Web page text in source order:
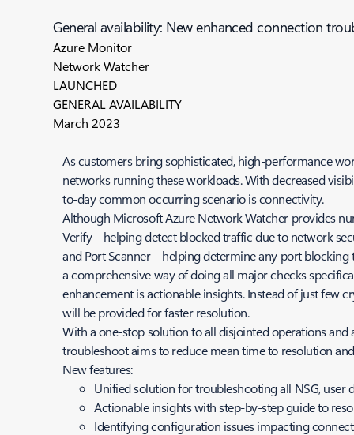
General availability: New enhanced connection
Azure Monitor
Network Watcher
LAUNCHED
GENERAL AVAILABILITY
March 2023
As customers bring sophisticated, high-performance
networks running these workloads. With decreased
to-day common occurring scenario is connectivity.
Although Microsoft Azure Network Watcher provides
Verify – helping detect blocked traffic due to network
and Port Scanner – helping determine any port
a comprehensive way of doing all major checks
enhancement is actionable insights. Instead of just few
will be provided for faster resolution.
With a one-stop solution to all disjointed operations
troubleshoot aims to reduce mean time to resolution
New features:
Unified solution for troubleshooting all NSG, user
Actionable insights with step-by-step guide to
Identifying configuration issues impacting